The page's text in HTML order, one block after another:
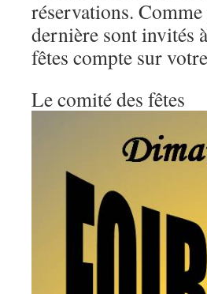
réservations.
dernière sont invités
fêtes compte sur
Le comité des fêtes